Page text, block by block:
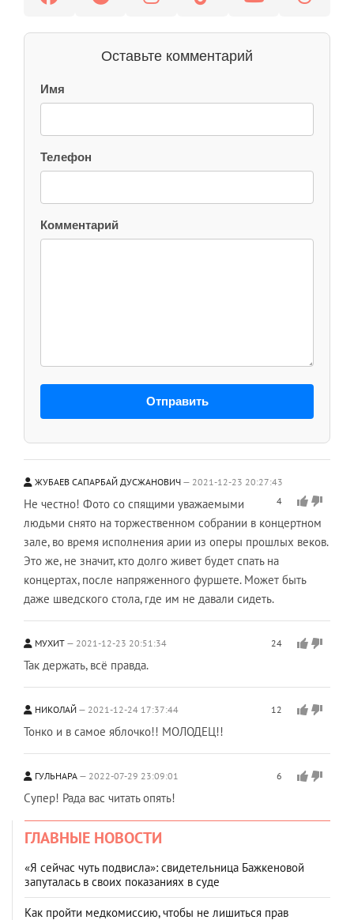
Оставьте комментарий
Имя
Телефон
Комментарий
Отправить
ЖУБАЕВ САПАРБАЙ ДУСЖАНОВИЧ
2021-12-23 20:27:43
4
Не честно! Фото со спящими уважаемыми
людьми снято на торжественном собрании в концертном
зале, во время исполнения арии из оперы прошлых веков.
Это же, не значит, кто долго живет будет спать на
концертах, после напряженного фуршете. Может быть
даже шведского стола, где им не давали сидеть.
МУХИТ 2021-12-23 20:51:34 24
Так держать, всё правда.
НИКОЛАЙ 2021-12-24 17:37:44 12
Тонко и в самое яблочко!! МОЛОДЕЦ!!
ГУЛЬНАРА 2022-07-29 23:09:01 6
Супер! Рада вас читать опять!
ГЛАВНЫЕ НОВОСТИ
«Я сейчас чуть подвисла»: свидетельница Бажкеновой
запуталась в своих показаниях в суде
Как пройти медкомиссию, чтобы не лишиться прав